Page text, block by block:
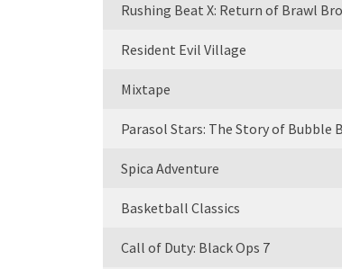
Rushing Beat X: Return of Brawl
Resident Evil Village
Mixtape
Parasol Stars: The Story of Bubble
Spica Adventure
Basketball Classics
Call of Duty: Black Ops 7